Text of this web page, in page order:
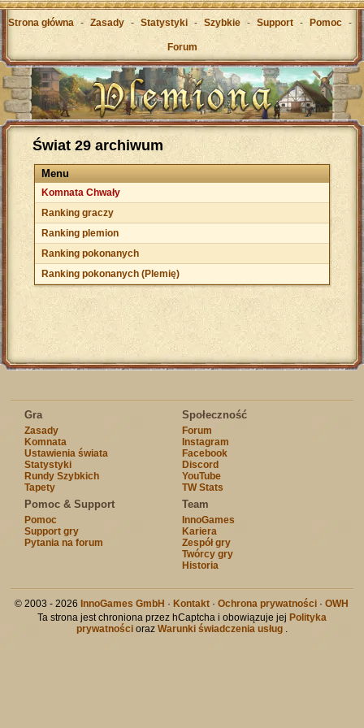
Strona główna - Zasady - Statystyki - Szybkie - Support - Pomoc -
Forum
Świat 29 archiwum
Menu
Komnata Chwały
Ranking graczy
Ranking plemion
Ranking pokonanych
Ranking pokonanych (Plemię)
Gra
Zasady
Komnata
Ustawienia świata
Statystyki
Rundy Szybkich
Tapety
Społeczność
Forum
Instagram
Facebook
Discord
YouTube
TW Stats
Pomoc & Support
Pomoc
Support gry
Pytania na forum
Team
InnoGames
Kariera
Zespół gry
Twórcy gry
Historia
© 2003 - 2026 InnoGames GmbH · Kontakt ·Ochrona prywatności ·OWH
Ta strona jest chroniona przez hCaptcha i obowiązuje jej Polityka
prywatnościoraz Warunki świadczenia usług.